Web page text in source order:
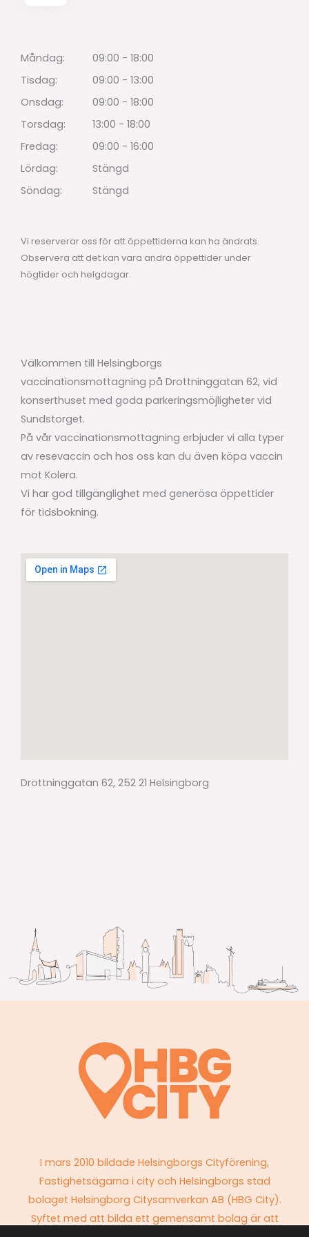
Måndag:
09:00 - 18:00
Tisdag:
09:00 - 13:00
Onsdag:
09:00 - 18:00
Torsdag:
13:00 - 18:00
Fredag:
09:00 - 16:00
Lördag:
Stängd
Söndag:
Stängd
Vi reserverar oss för att öppettiderna kan ha ändrats.
Observera att det kan vara andra öppettider under
högtider och helgdagar.
Välkommen till Helsingborgs
vaccinationsmottagning på Drottninggatan 62, vid
konserthuset med goda parkeringsmöjligheter vid
Sundstorget.
På vår vaccinationsmottagning erbjuder vi alla typer
av resevaccin och hos oss kan du även köpa vaccin
mot Kolera.
Vi har god tillgänglighet med generösa öppettider
för tidsbokning.
Drottninggatan 62, 252 21 Helsingborg
I mars 2010 bildade Helsingborgs Cityförening,
Fastighetsägarna i city och Helsingborgs stad
bolaget Helsingborg Citysamverkan AB (HBG City).
Syftet med att bilda ett gemensamt bolag är att